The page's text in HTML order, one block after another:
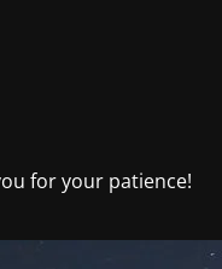
for your patience!